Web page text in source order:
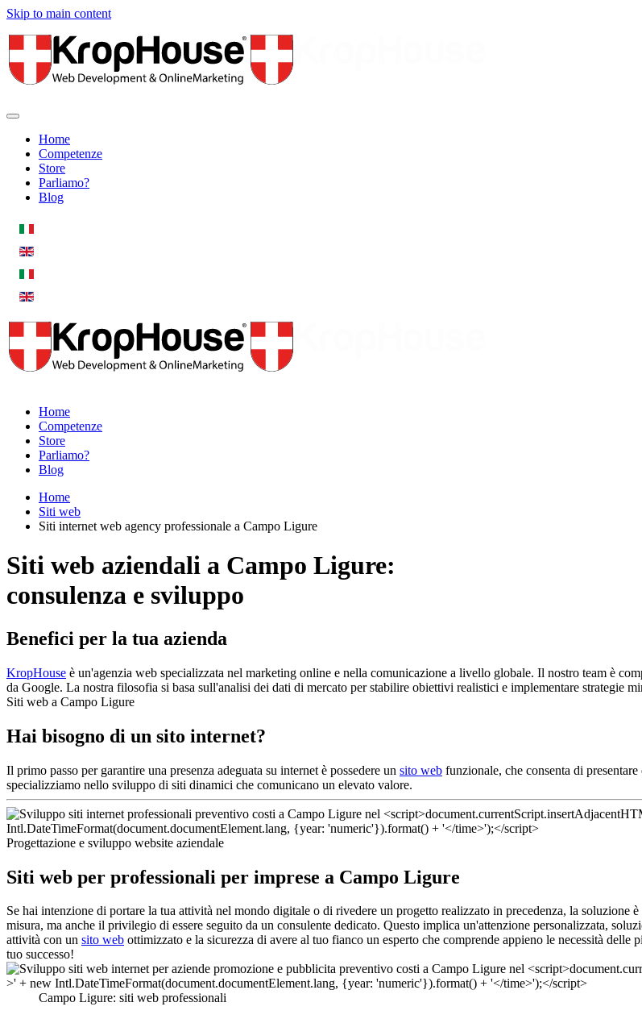
Skip to main content
Home
Competenze
Store
Parliamo?
Blog
Home
Competenze
Store
Parliamo?
Blog
Home
Siti web
Siti internet web agency professionale a Campo Ligure
Siti web aziendali a Campo Ligure:
consulenza e sviluppo
Benefici per la tua azienda
KropHouse è un'agenzia web specializzata nel marketing online e nella comunicazione a livello globale. Il nostro team è
da Google. La nostra filosofia si basa sull'analisi dei dati di mercato per stabilire obiettivi realistici e implementare strategie
Siti web a Campo Ligure
Hai bisogno di un sito internet?
Il primo passo per garantire una presenza adeguata su internet è possedere un sito web funzionale, che consenta di
specializziamo nello sviluppo di siti dinamici che comunicano un elevato valore.
Progettazione e sviluppo website aziendale
Siti web per professionali per imprese a Campo Ligure
Se hai intenzione di portare la tua attività nel mondo digitale o di rivedere un progetto realizzato in precedenza, la soluzione
misura, ma anche il privilegio di essere seguito da un consulente dedicato. Questo implica un'attenzione personalizzata,
attività con un sito web ottimizzato e la sicurezza di avere al tuo fianco un esperto che comprende appieno le necessità
tuo successo!
Campo Ligure: siti web professionali